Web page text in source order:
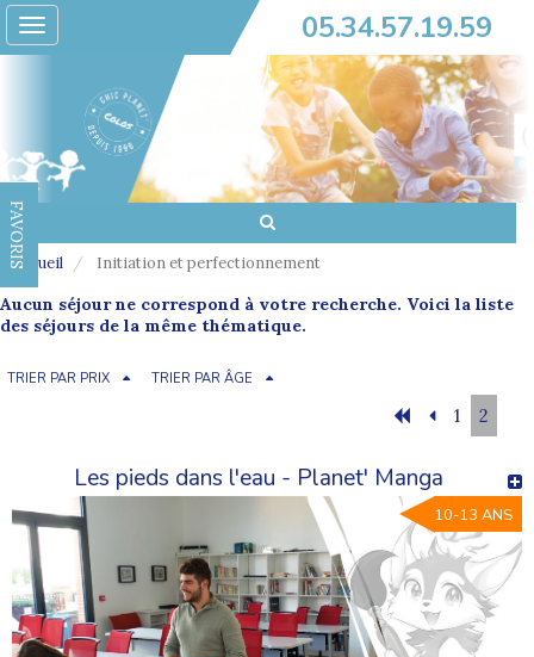
Toggle
navigation
05.34.57.19.59
FAVORIS
Accueil Initiation et perfectionnement
Aucun séjour ne correspond à votre recherche. Voici la liste
des séjours de la même thématique.
TRIER PAR PRIX TRIER PAR ÂGE
1 2
Les pieds dans l'eau - Planet' Manga
10-13 ANS